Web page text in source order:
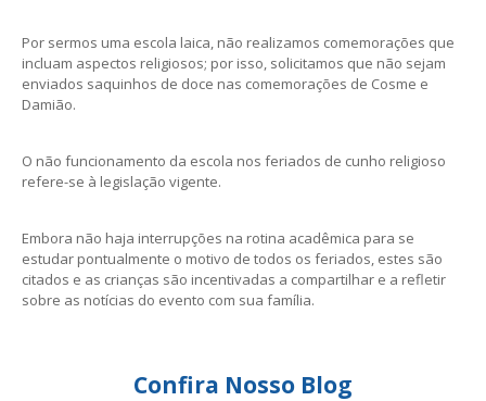
Por sermos uma escola laica, não realizamos comemorações que
incluam aspectos religiosos; por isso, solicitamos que não sejam
enviados saquinhos de doce nas comemorações de Cosme e
Damião.
O não funcionamento da escola nos feriados de cunho religioso
refere-se à legislação vigente.
Embora não haja interrupções na rotina acadêmica para se
estudar pontualmente o motivo de todos os feriados, estes são
citados e as crianças são incentivadas a compartilhar e a refletir
sobre as notícias do evento com sua família.
Confira Nosso Blog